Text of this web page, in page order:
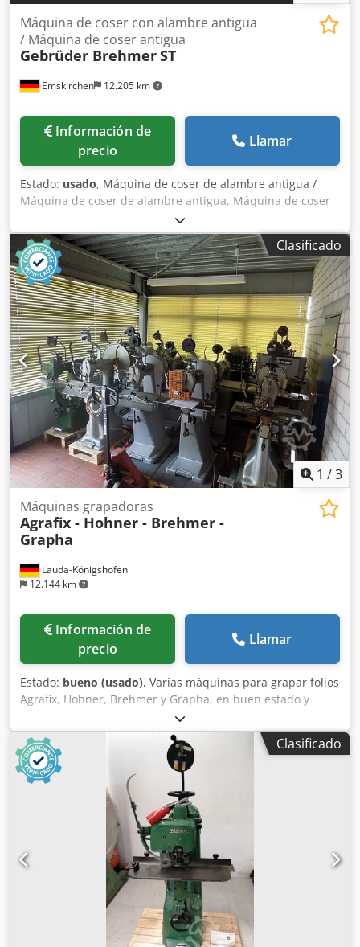
Emskirchen 12.205 km
Máquina de coser con alambre antigua
/ Máquina de coser antigua
Gebrüder BrehmerST
Información de
precio
Llamar
Estado: usado, Máquina de coser de alambre antigua /
Máquina de coser de alambre antigua, Máquina de coser
de alambre Brehmer Brothers Chjdpfswq Sxyox Aciea N.°
de serie: 6387 Prensa de husillo antigua de hermosa
fabricación Inspección por video en línea por WhatsApp,
MS Zoom y Telegram En stock, Emskirchen/Núremberg -
Disponible de inmediato - Se puede probar
Clasificado
1 /3
Lauda-Königshofen
12.144 km
Máquinas grapadoras
Agrafix - Hohner - Brehmer -
Grapha
Información de
precio
Llamar
Estado: bueno (usado), Varias máquinas para grapar folios
Agrafix, Hohner, Brehmer y Grapha, en buen estado y
disponibles de inmediato. Si está interesado, también le
informaremos con gusto sobre otras máquinas que
tenemos. Chedof Ninhepfx Acisa Le invitamos
cordialmente a visitar nuestras instalaciones para ver la
máquina, previa concertación de una cita.
Clasificado